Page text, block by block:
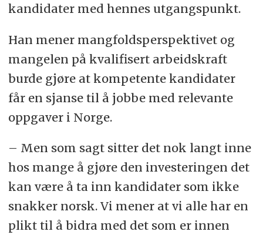
kandidater med hennes utgangspunkt.
Han mener mangfoldsperspektivet og
mangelen på kvalifisert arbeidskraft
burde gjøre at kompetente kandidater
får en sjanse til å jobbe med relevante
oppgaver i Norge.
– Men som sagt sitter det nok langt inne
hos mange å gjøre den investeringen det
kan være å ta inn kandidater som ikke
snakker norsk. Vi mener at vi alle har en
plikt til å bidra med det som er innen